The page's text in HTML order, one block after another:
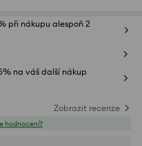
při nákupu alespoň 2
na váš další nákup
Zobrazit recenze
hodnocení?